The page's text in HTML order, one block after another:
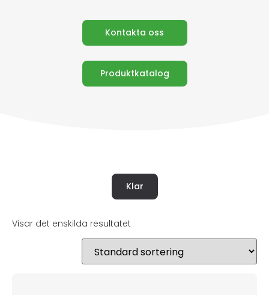
Kontakta oss
Produktkatalog
Klar
Visar det enskilda resultatet